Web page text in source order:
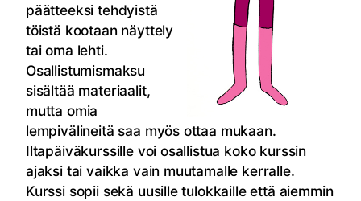
päätteeksi tehdyistä
töistä kootaan näyttely
tai oma lehti.
Osallistumismaksu
sisältää materiaalit,
mutta omia
lempivälineitä saa myös ottaa mukaan.
Iltapäiväkurssille voi osallistua koko kurssin
ajaksi tai vaikka vain muutamalle kerralle.
Kurssi sopii sekä uusille tulokkaille että aiemmin